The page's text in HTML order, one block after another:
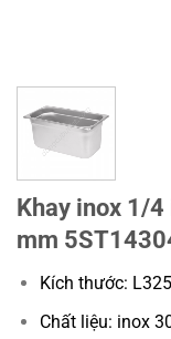
Khay inox 1/
mm
Kích thước:
Chất liệu: inox